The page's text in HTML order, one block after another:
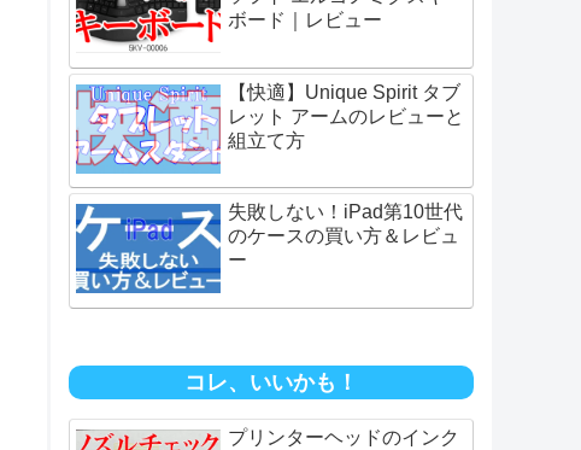
ボード｜レビュー
【快適】Unique Spirit タブ
レット アームのレビューと
組立て方
失敗しない！iPad第10世代
のケースの買い方＆レビュ
ー
コレ、いいかも！
プリンターヘッドのインク